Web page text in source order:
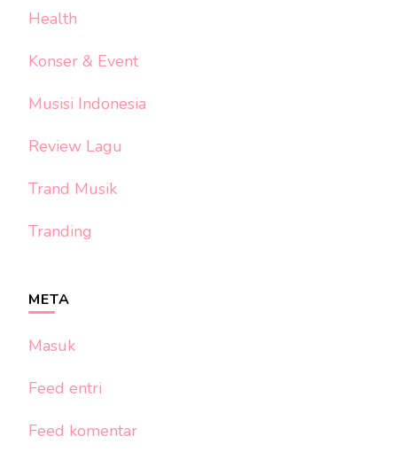
Health
Konser & Event
Musisi Indonesia
Review Lagu
Trand Musik
Tranding
META
Masuk
Feed entri
Feed komentar